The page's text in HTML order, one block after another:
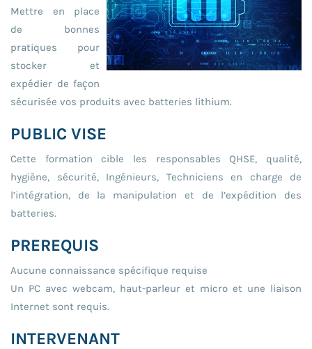
Mettre en place
de bonnes
pratiques pour
stocker et
expédier de façon
sécurisée vos produits avec batteries lithium.
PUBLIC VISE
Cette formation cible les responsables QHSE, qualité,
hygiène, sécurité, Ingénieurs, Techniciens en charge de
l’intégration, de la manipulation et de l’expédition des
batteries.
PREREQUIS
Aucune connaissance spécifique requise
Un PC avec webcam, haut-parleur et micro et une liaison
Internet sont requis.
INTERVENANT